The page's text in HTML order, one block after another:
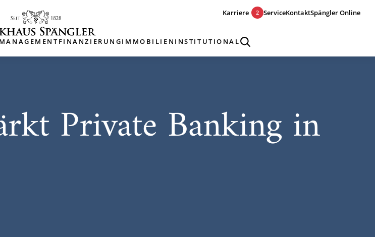
Karriere 2 ServiceKontaktSpängler Online
FINANZIERUNGIMMOBILIEN INSTITUTIONAL
Private Banking in